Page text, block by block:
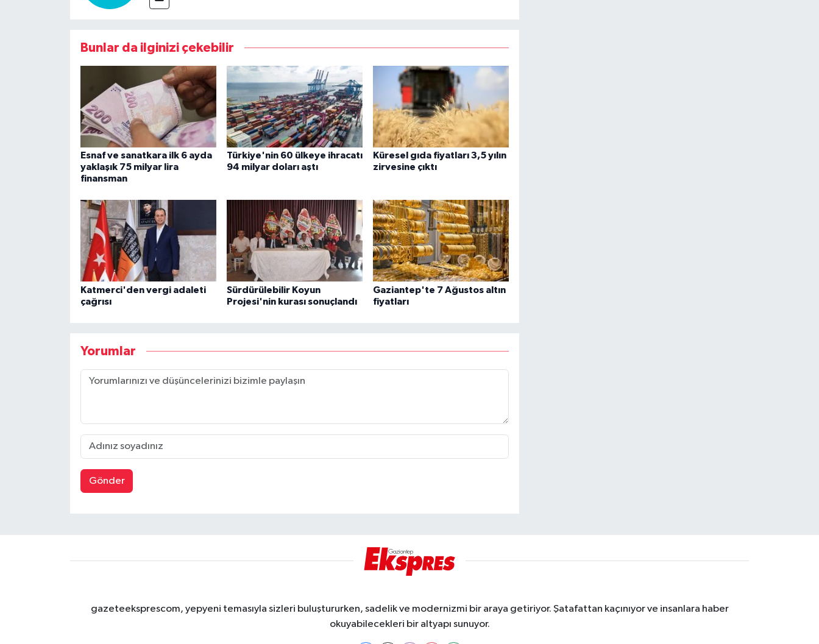
Bunlar da ilginizi çekebilir
Esnaf ve sanatkara ilk 6 ayda
yaklaşık 75 milyar lira
finansman
Türkiye'nin 60 ülkeye ihracatı
94 milyar doları aştı
Küresel gıda fiyatları 3,5 yılın
zirvesine çıktı
Katmerci'den vergi adaleti
çağrısı
Sürdürülebilir Koyun
Projesi'nin kurası sonuçlandı
Gaziantep'te 7 Ağustos altın
fiyatları
Yorumlar
Gönder
gazeteeksprescom, yepyeni temasıyla sizleri buluştururken, sadelik ve modernizmi bir araya getiriyor. Şatafattan kaçınıyor ve insanlara haber
okuyabilecekleri bir altyapı sunuyor.